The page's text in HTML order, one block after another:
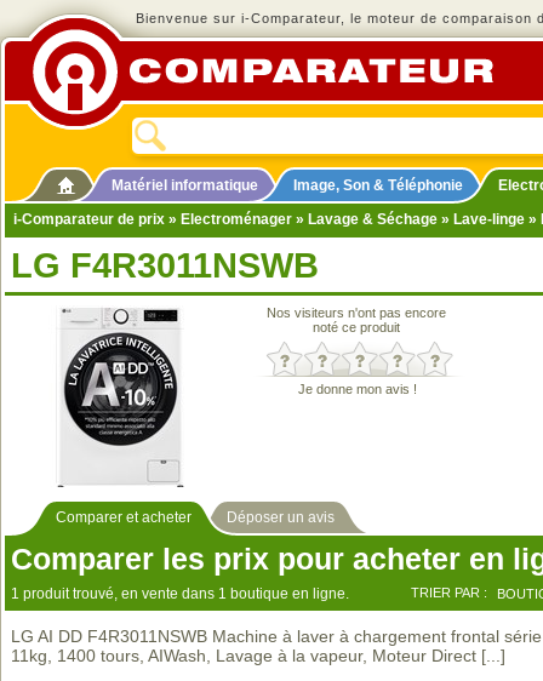
Bienvenue sur i-Comparateur, le moteur de comparaison
Matériel informatique Image, Son & Téléphonie
i-Comparateur de prix » Electroménager » Lavage & Séchage » Lave-linge »
LG F4R3011NSWB
Nos visiteurs n'ont pas encore
noté ce produit
Je donne mon avis !
Comparer et acheter Déposer un avis
Comparer les prix pour acheter en
1 produit trouvé, en vente dans 1 boutique en ligne. TRIER PAR :
LG AI DD F4R3011NSWB Machine à laver à chargement frontal
11kg, 1400 tours, AIWash, Lavage à la vapeur, Moteur Direct [...]